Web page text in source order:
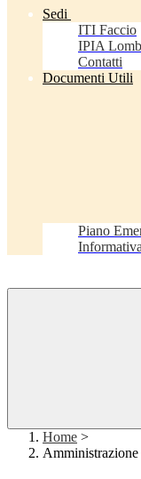
Sedi
ITI Faccio
IPIA
Contatti
Documenti Utili
Piano
Home >
Amministrazione